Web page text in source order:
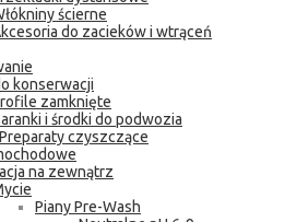
ścierne
do zacieków i wtrąceń
konserwacji
zamknięte
i środki do podwozia
czyszczące
na zewnątrz
Piany Pre-Wash